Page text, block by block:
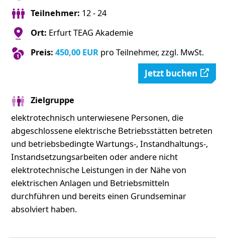
Teilnehmer: 12 - 24
Ort: Erfurt TEAG Akademie
Preis: 450,00 EURpro Teilnehmer, zzgl. MwSt.
Jetzt buchen
Zielgruppe
elektrotechnisch unterwiesene Personen, die
abgeschlossene elektrische Betriebsstätten betreten
und betriebsbedingte Wartungs-, Instandhaltungs-,
Instandsetzungsarbeiten oder andere nicht
elektrotechnische Leistungen in der Nähe von
elektrischen Anlagen und Betriebsmitteln
durchführen und bereits einen Grundseminar
absolviert haben.